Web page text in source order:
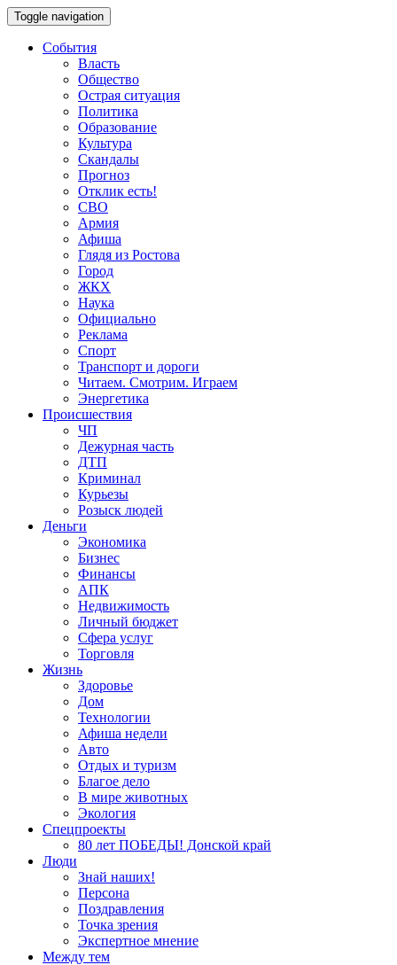
Toggle navigation
События
Власть
Общество
Острая ситуация
Политика
Образование
Культура
Скандалы
Прогноз
Отклик есть!
СВО
Армия
Афиша
Глядя из Ростова
Город
ЖКХ
Наука
Официально
Реклама
Спорт
Транспорт и дороги
Читаем. Смотрим. Играем
Энергетика
Происшествия
ЧП
Дежурная часть
ДТП
Криминал
Курьезы
Розыск людей
Деньги
Экономика
Бизнес
Финансы
АПК
Недвижимость
Личный бюджет
Сфера услуг
Торговля
Жизнь
Здоровье
Дом
Технологии
Афиша недели
Авто
Отдых и туризм
Благое дело
В мире животных
Экология
Спецпроекты
80 лет ПОБЕДЫ! Донской край
Люди
Знай наших!
Персона
Поздравления
Точка зрения
Экспертное мнение
Между тем